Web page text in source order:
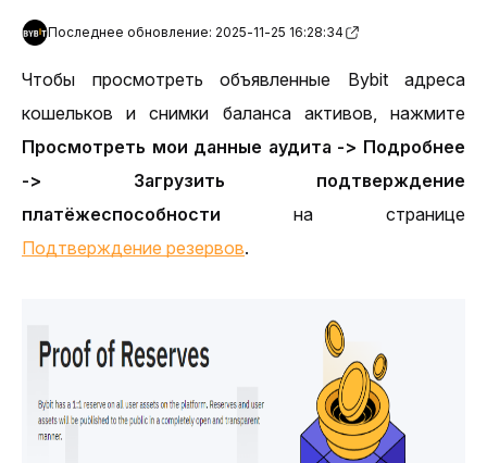
Последнее обновление: 2025-11-25 16:28:34
Чтобы просмотреть объявленные Bybit адреса
Просмотреть мои данные аудита -> Подробнее
-> Загрузить подтверждение
платёжеспособности
Подтверждение резервов.